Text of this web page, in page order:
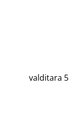
valditara 5